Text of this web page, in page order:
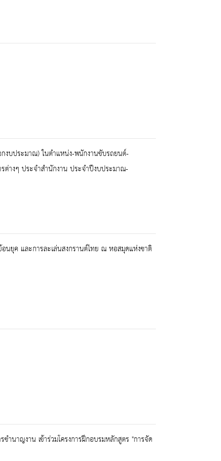
งบประมาณ) ในตำแหน่ง-พนักงานขับรถยนต์-
ต่างๆ ประจำสำนักงาน ประจำปีงบประมาณ-
นยุค และการละเล่นสงกรานต์ไทย ณ หอสมุดแห่งชาติ
นาญงาน เข้าร่วมโครงการฝึกอบรมหลักสูตร "การจัด